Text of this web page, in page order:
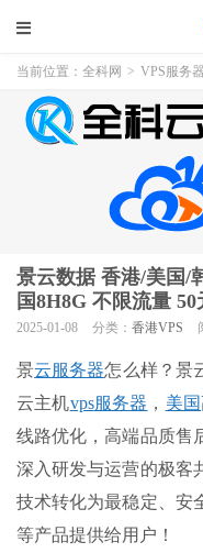
当前位置： 全科网 > VPS服务器
景云数据 香港/美国/
国8H8G 不限流量 50
2025-01-08 分类： 香港VPS
景云服务器怎么样？景
云主机vps服务器 ， 美国
线路优化，高端品质售
深入研发与运营的极客
技术转化为最稳定、安
等产品提供给用户！